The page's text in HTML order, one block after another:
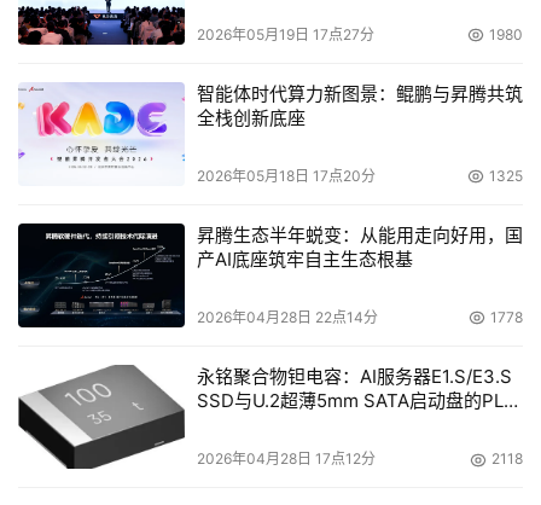
此外，曹操出行依托十年出行运营经验，挖掘杭州市海量出
行数据，识别高频需求区域，近期在杭州滨江区和萧山中心
区启用超过3600个虚拟上下车点
心道路、写字楼及商住区出入口的全覆盖。这一看似微小的
细节优化，解决了Robotaxi商业化中最后100米甚至最后10
楼出口、小区门口等Robotaxi点位实现便捷上车;高峰时段
接驾路径也因站点布设更贴合真实需求而得到优化，从而让
Robotaxi从“技术上能开”向“体验上值得坐”跨越。
再看大洋彼岸的 特斯拉，其路径虽更显激进，但内核同样是
全要素整合。
随着马斯克宣布逐步停产Model S/X，将产能让位于年产百
2026年05月19日 17点27分 1980
智能体时代算力新图景：鲲鹏与昇腾共筑
全栈创新底座
2026年05月18日 17点20分 1325
昇腾生态半年蜕变：从能用走向好用，国
产AI底座筑牢自主生态根基
2026年04月28日 22点14分 1778
永铭聚合物钽电容：AI服务器E1.S/E3.S
SSD与U.2超薄5mm SATA启动盘的PLP
2026年04月28日 17点12分 2118